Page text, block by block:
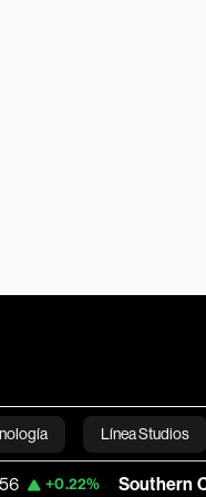
Línea Studios
English
Southern Corp